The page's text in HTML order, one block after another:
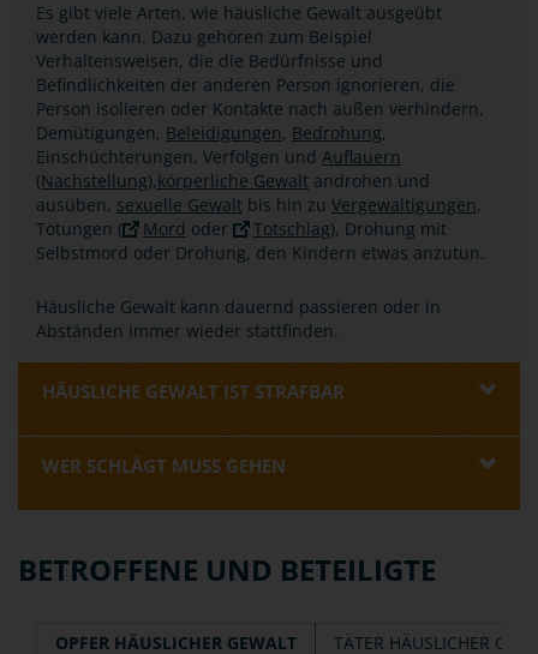
Es gibt viele Arten, wie häusliche Gewalt ausgeübt
werden kann. Dazu gehören zum Beispiel
Verhaltensweisen, die die Bedürfnisse und
Befindlichkeiten der anderen Person ignorieren, die
Person isolieren oder Kontakte nach außen verhindern,
Demütigungen, Beleidigungen, Bedrohung,
Einschüchterungen, Verfolgen und Auflauern
(Nachstellung),körperliche Gewalt androhen und
ausüben, sexuelle Gewalt bis hin zu Vergewaltigungen,
Tötungen (
Mord oder Totschlag), Drohung mit
Selbstmord oder Drohung, den Kindern etwas anzutun.
Häusliche Gewalt kann dauernd passieren oder in
Abständen immer wieder stattfinden.
HÄUSLICHE GEWALT IST STRAFBAR
WER SCHLÄGT MUSS GEHEN
BETROFFENE UND BETEILIGTE
OPFER HÄUSLICHER GEWALT TÄTER HÄUSLICHER